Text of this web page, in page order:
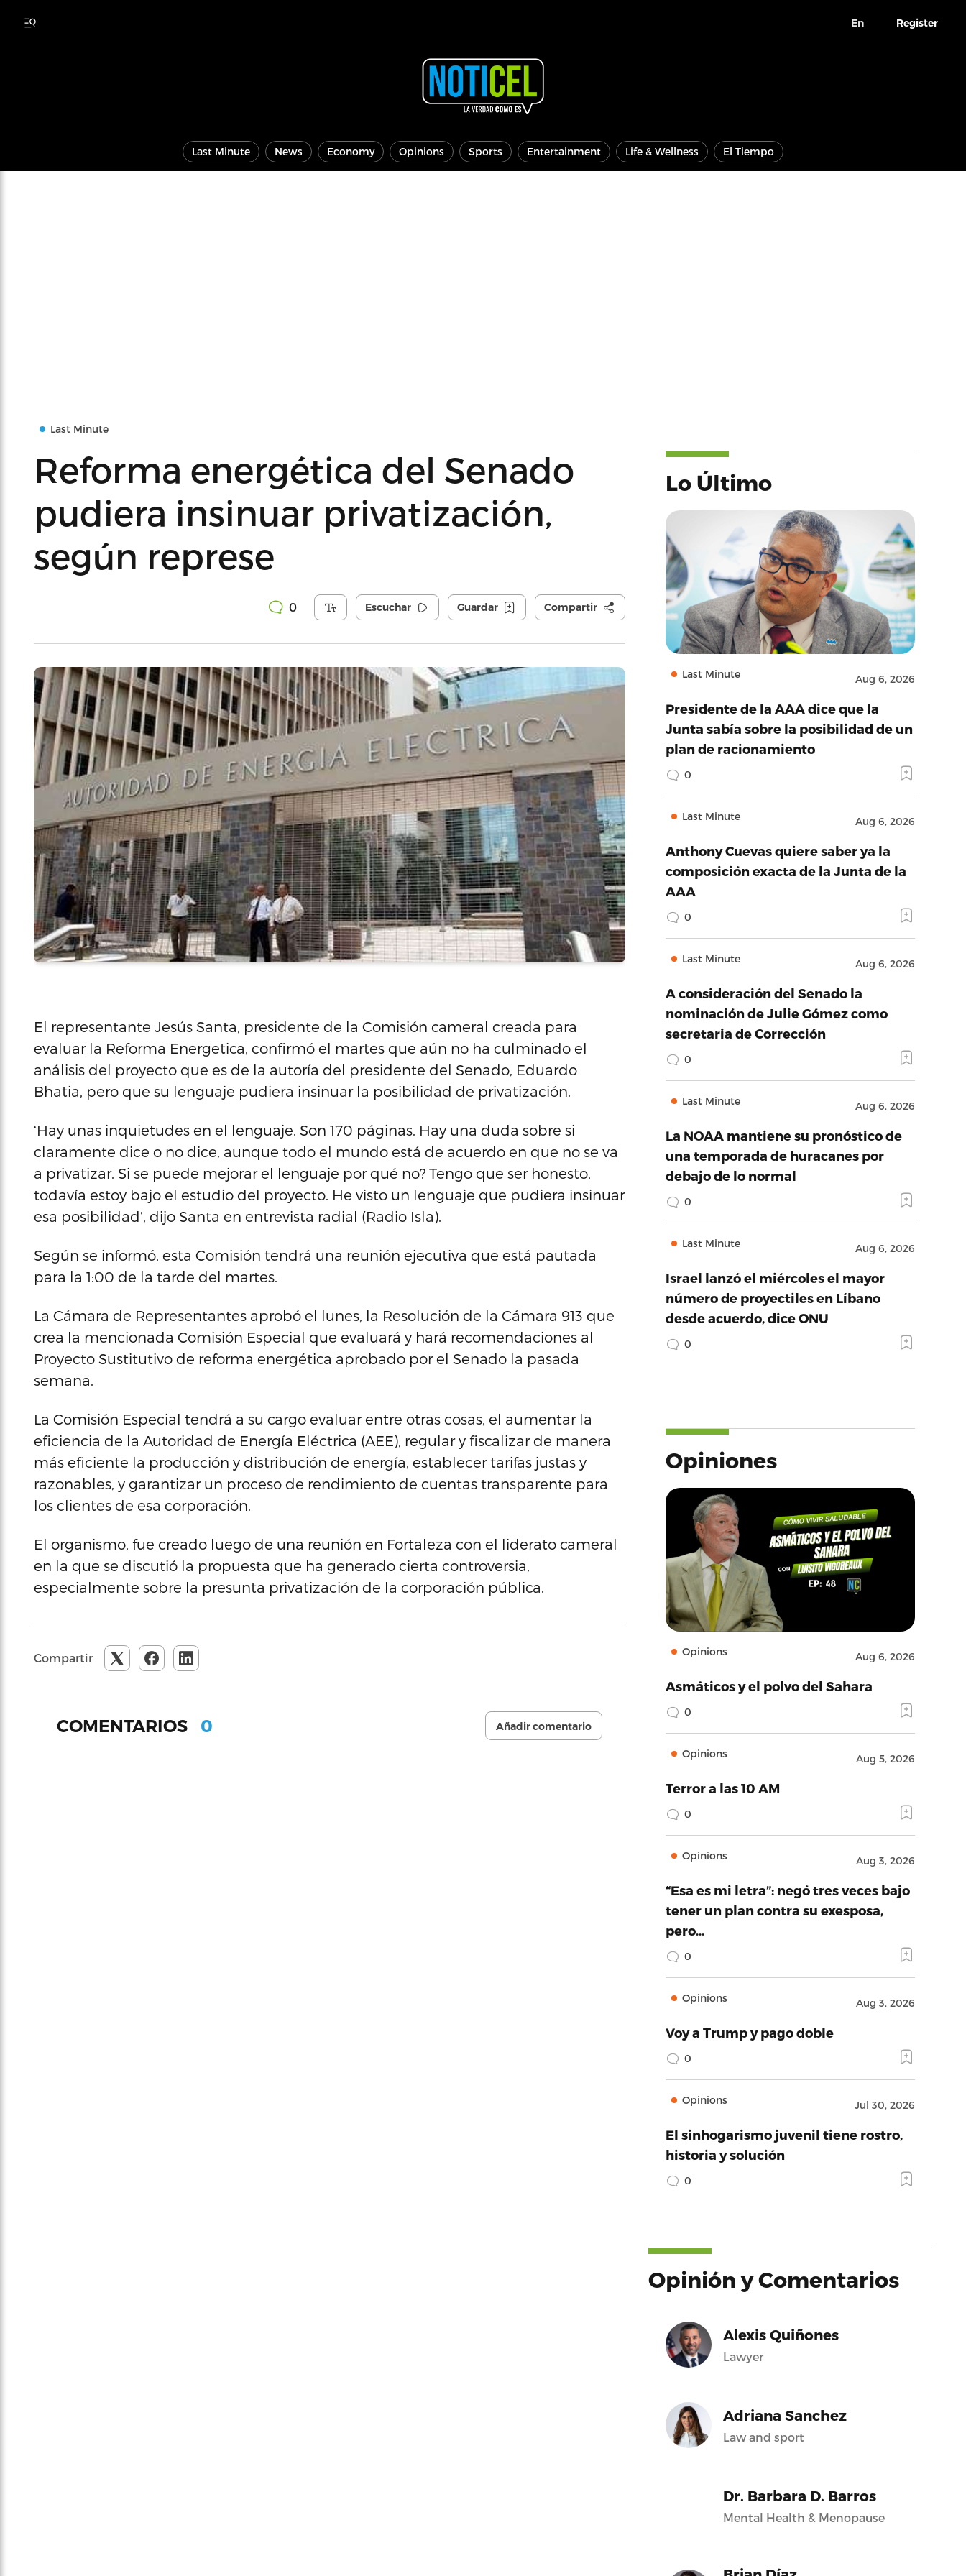
En Register
Last Minute News Economy Opinions Sports Entertainment Life & Wellness El Tiempo
Last Minute
Reforma energética del Senado
pudiera insinuar privatización,
según represe
0 Escuchar Guardar Compartir
El representante Jesús Santa, presidente de la Comisión cameral creada para
evaluar la Reforma Energetica, confirmó el martes que aún no ha culminado el
análisis del proyecto que es de la autoría del presidente del Senado, Eduardo
Bhatia, pero que su lenguaje pudiera insinuar la posibilidad de privatización.
‘Hay unas inquietudes en el lenguaje. Son 170 páginas. Hay una duda sobre si
claramente dice o no dice, aunque todo el mundo está de acuerdo en que no se va
a privatizar. Si se puede mejorar el lenguaje por qué no? Tengo que ser honesto,
todavía estoy bajo el estudio del proyecto. He visto un lenguaje que pudiera insinuar
esa posibilidad’, dijo Santa en entrevista radial (Radio Isla).
Según se informó, esta Comisión tendrá una reunión ejecutiva que está pautada
para la 1:00 de la tarde del martes.
La Cámara de Representantes aprobó el lunes, la Resolución de la Cámara 913 que
crea la mencionada Comisión Especial que evaluará y hará recomendaciones al
Proyecto Sustitutivo de reforma energética aprobado por el Senado la pasada
semana.
La Comisión Especial tendrá a su cargo evaluar entre otras cosas, el aumentar la
eficiencia de la Autoridad de Energía Eléctrica (AEE), regular y fiscalizar de manera
más eficiente la producción y distribución de energía, establecer tarifas justas y
razonables, y garantizar un proceso de rendimiento de cuentas transparente para
los clientes de esa corporación.
El organismo, fue creado luego de una reunión en Fortaleza con el liderato cameral
en la que se discutió la propuesta que ha generado cierta controversia,
especialmente sobre la presunta privatización de la corporación pública.
Compartir
COMENTARIOS 0 Añadir comentario
Lo Último
Last Minute Aug 6, 2026
Presidente de la AAA dice que la
Junta sabía sobre la posibilidad de un
plan de racionamiento
0
Last Minute Aug 6, 2026
Anthony Cuevas quiere saber ya la
composición exacta de la Junta de la
AAA
0
Last Minute Aug 6, 2026
A consideración del Senado la
nominación de Julie Gómez como
secretaria de Corrección
0
Last Minute Aug 6, 2026
La NOAA mantiene su pronóstico de
una temporada de huracanes por
debajo de lo normal
0
Last Minute Aug 6, 2026
Israel lanzó el miércoles el mayor
número de proyectiles en Líbano
desde acuerdo, dice ONU
0
Opiniones
Opinions Aug 6, 2026
Asmáticos y el polvo del Sahara
0
Opinions Aug 5, 2026
Terror a las 10 AM
0
Opinions Aug 3, 2026
“Esa es mi letra”: negó tres veces bajo
tener un plan contra su exesposa,
pero…
0
Opinions Aug 3, 2026
Voy a Trump y pago doble
0
Opinions Jul 30, 2026
El sinhogarismo juvenil tiene rostro,
historia y solución
0
Opinión y Comentarios
Alexis Quiñones
Lawyer
Adriana Sanchez
Law and sport
Dr. Barbara D. Barros
Mental Health & Menopause